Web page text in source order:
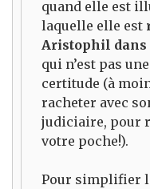
quand elle est
laquelle elle est
Aristophil dans
qui n’est pas
certitude (à
racheter avec
judiciaire, pour
votre poche!).
Pour simplifier